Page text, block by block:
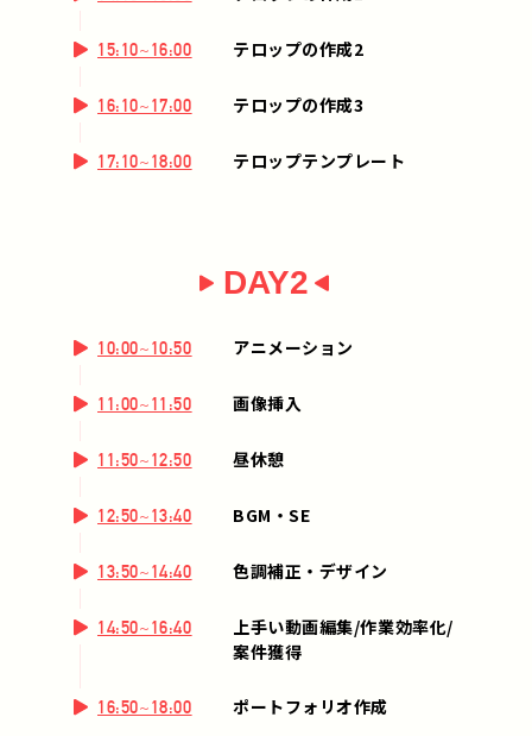
15:10~16:00 テロップの作成2
16:10~17:00 テロップの作成3
17:10~18:00 テロップテンプレート
DAY2
10:00~10:50 アニメーション
11:00~11:50 画像挿入
11:50~12:50 昼休憩
12:50~13:40 BGM・SE
13:50~14:40 色調補正・デザイン
14:50~16:40
上手い動画編集/作業効率化/
案件獲得
16:50~18:00 ポートフォリオ作成